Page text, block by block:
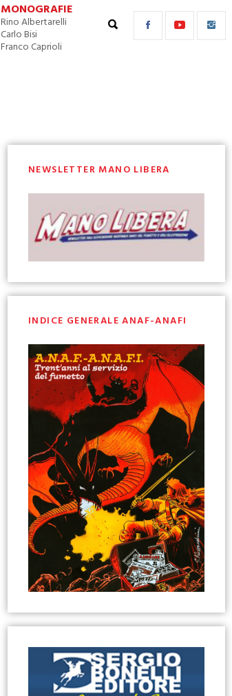
MONOGRAFIE
Rino Albertarelli
Carlo Bisi
Franco Caprioli
NEWSLETTER MANO LIBERA
INDICE GENERALE ANAF-ANAFI